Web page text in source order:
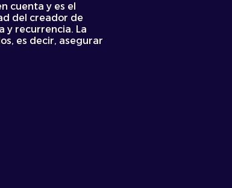
cuenta y es el
del creador de
y recurrencia. La
es decir, asegurar